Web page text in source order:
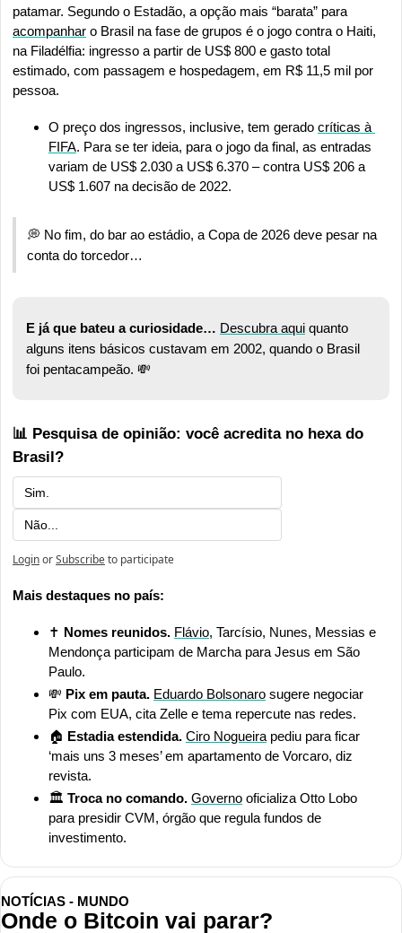
acompanhar o Brasil na fase de grupos é o jogo contra o Haiti,
na Filadélfia: ingresso a partir de US$ 800 e gasto total
estimado, com passagem e hospedagem, em R$ 11,5 mil por
pessoa.
O preço dos ingressos, inclusive, tem gerado críticas à
FIFA. Para se ter ideia, para o jogo da final, as entradas
variam de US$ 2.030 a US$ 6.370 – contra US$ 206 a
US$ 1.607 na decisão de 2022.
💭 No fim, do bar ao estádio, a Copa de 2026 deve pesar na
conta do torcedor…
E já que bateu a curiosidade… Descubra aqui quanto
alguns itens básicos custavam em 2002, quando o Brasil
foi pentacampeão. 💸
📊 Pesquisa de opinião: você acredita no hexa do
Brasil?
Sim.
Não...
LoginorSubscribeto participate
Mais destaques no país:
✝️ Nomes reunidos. Flávio, Tarcísio, Nunes, Messias e
Mendonça participam de Marcha para Jesus em São
Paulo.
💸 Pix em pauta. Eduardo Bolsonaro sugere negociar
Pix com EUA, cita Zelle e tema repercute nas redes.
🏠 Estadia estendida. Ciro Nogueira pediu para ficar
‘mais uns 3 meses’ em apartamento de Vorcaro, diz
revista.
🏛️ Troca no comando. Governo oficializa Otto Lobo
para presidir CVM, órgão que regula fundos de
investimento.
NOTÍCIAS - MUNDO
Onde o Bitcoin vai parar?